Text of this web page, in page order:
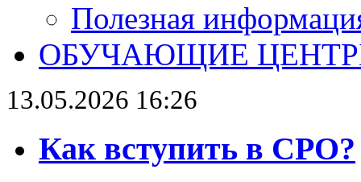
Полезная
ОБУЧАЮЩИЕ
13.05.2026 16:26
Как вступить в СРО?